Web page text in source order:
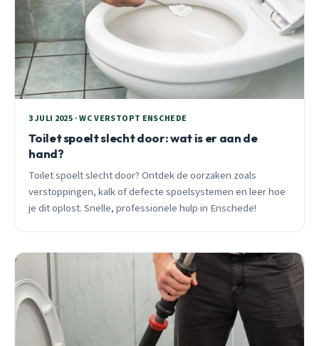
3 JULI 2025 · WC VERSTOPT ENSCHEDE
Toilet spoelt slecht door: wat is er aan de
hand?
Toilet spoelt slecht door? Ontdek de oorzaken zoals
verstoppingen, kalk of defecte spoelsystemen en leer hoe
je dit oplost. Snelle, professionele hulp in Enschede!